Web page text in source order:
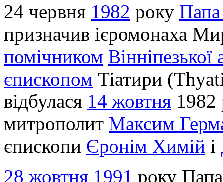
24 червня 1982 року
призначив ієромонаха
помічником Вінніпезької
єпископом Тіатири
відбулася 14 жовтня 1982
митрополит Максим
єпископи Єронім Химій і
28 жовтня 1991 року